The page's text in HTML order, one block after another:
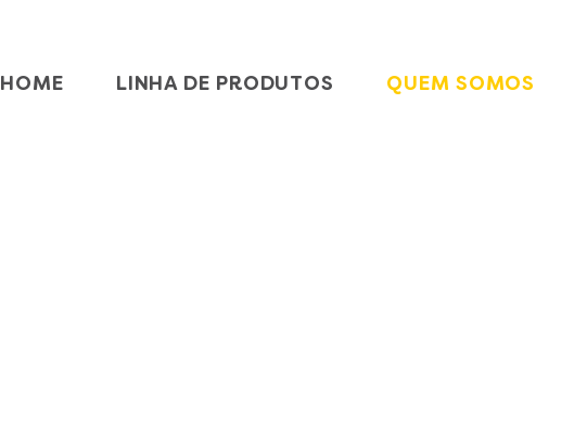
HOME LINHA DE PRODUTOS QUEM SOMOS